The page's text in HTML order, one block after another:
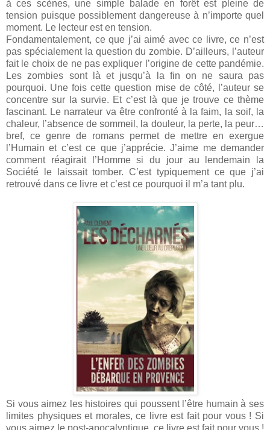
à ces scènes, une simple balade en forêt est pleine de
tension puisque possiblement dangereuse à n’importe quel
moment. Le lecteur est en tension.
Fondamentalement, ce que j’ai aimé avec ce livre, ce n’est
pas spécialement la question du zombie. D’ailleurs, l’auteur
fait le choix de ne pas expliquer l’origine de cette pandémie.
Les zombies sont là et jusqu’à la fin on ne saura pas
pourquoi. Une fois cette question mise de côté, l’auteur se
concentre sur la survie. Et c’est là que je trouve ce thème
fascinant. Le narrateur va être confronté à la faim, la soif, la
chaleur, l’absence de sommeil, la douleur, la perte, la peur…
bref, ce genre de romans permet de mettre en exergue
l’Humain et c’est ce que j’apprécie. J’aime me demander
comment réagirait l’Homme si du jour au lendemain la
Société le laissait tomber. C’est typiquement ce que j’ai
retrouvé dans ce livre et c’est ce pourquoi il m’a tant plu.
Si vous aimez les histoires qui poussent l’être humain à ses
limites physiques et morales, ce livre est fait pour vous ! Si
vous aimez le post-apocalyptique, ce livre est fait pour vous !